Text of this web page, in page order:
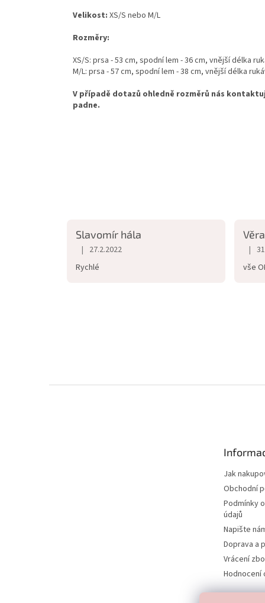
Velikost: XS/S nebo M/L
Rozměry:
XS/S: prsa - 53 cm, spodní lem - 36 cm, vnější délka
M/L: prsa - 57 cm, spodní lem - 38 cm, vnější délka
V případě dotazů ohledně rozměrů nás
padne.
Slavomír hála
Hodnocení obchodu je 5 z 5 hvězdiček.
| 27.2.2022
Rychlé
|
vše
Jak
Obchodní
Podmínky
údajů
Napište
Doprava a
Vrácení
Hodnocení